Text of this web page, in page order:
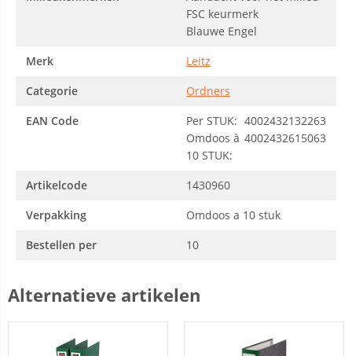
FSC keurmerk
Blauwe Engel
Merk
Leitz
Categorie
Ordners
EAN Code
Per STUK: 4002432132263
Omdoos à
10 STUK:
4002432615063
Artikelcode
1430960
Verpakking
Omdoos a 10 stuk
Bestellen per
10
Alternatieve artikelen